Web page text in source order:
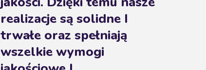
realizacje są solidne I
trwałe oraz spełniają
wszelkie wymogi